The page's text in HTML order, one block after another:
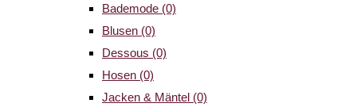
Bademode (0)
Blusen (0)
Dessous (0)
Hosen (0)
Jacken & Mäntel (0)